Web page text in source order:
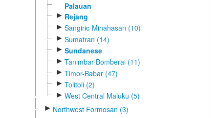
Palauan
► Rejang
► Sangiric-Minahasan (10)
► Sumatran (14)
► Sundanese
► Tanimbar-Bomberai (11)
► Timor-Babar (47)
► Tolitoli (2)
► West Central Maluku (5)
► Northwest Formosan (3)